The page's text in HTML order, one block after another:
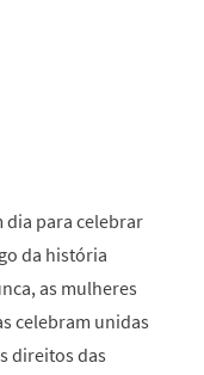
dia para celebrar
da história
as mulheres
celebram unidas
direitos das